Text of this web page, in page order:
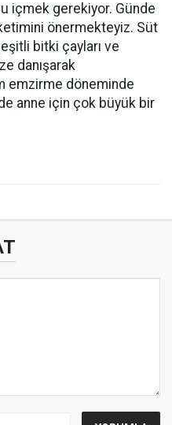
içmek gerekiyor. Günde
önermekteyiz. Süt
bitki çayları ve
danışarak
emzirme döneminde
anne için çok büyük bir